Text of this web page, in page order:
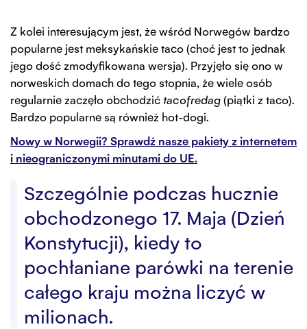
Z kolei interesującym jest, że wśród Norwegów bardzo
popularne jest meksykańskie taco (choć jest to jednak
jego dość zmodyfikowana wersja). Przyjęło się ono w
norweskich domach do tego stopnia, że wiele osób
regularnie zaczęło obchodzićtacofredag(piątki z taco).
Bardzo popularne są również hot-dogi.
Nowy w Norwegii? Sprawdź nasze pakiety z internetem
i nieograniczonymi minutami do UE.
Szczególnie podczas hucznie
obchodzonego 17. Maja (Dzień
Konstytucji), kiedy to
pochłaniane parówki na terenie
całego kraju można liczyć w
milionach.